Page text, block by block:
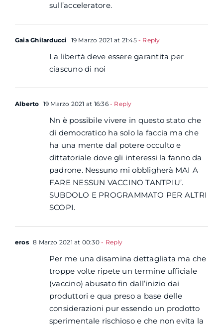
sull’acceleratore.
Gaia Ghilarducci 19 Marzo 2021 at 21:45- Reply
La libertà deve essere garantita per
ciascuno di noi
Alberto 19 Marzo 2021 at 16:36- Reply
Nn è possibile vivere in questo stato che
di democratico ha solo la faccia ma che
ha una mente dal potere occulto e
dittatoriale dove gli interessi la fanno da
padrone. Nessuno mi obbligherà MAI A
FARE NESSUN VACCINO TANTPIU’.
SUBDOLO E PROGRAMMATO PER ALTRI
SCOPI.
eros 8 Marzo 2021 at 00:30- Reply
Per me una disamina dettagliata ma che
troppe volte ripete un termine ufficiale
(vaccino) abusato fin dall’inizio dai
produttori e qua preso a base delle
considerazioni pur essendo un prodotto
sperimentale rischioso e che non evita la